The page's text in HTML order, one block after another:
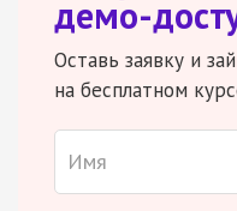
демо-
Оставь заявку и
на бесплатном